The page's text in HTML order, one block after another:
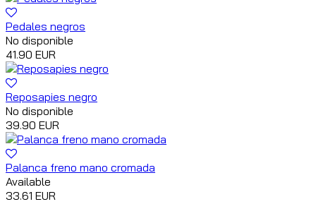
Pedales negros
No disponible
41.90 EUR
Reposapies negro
No disponible
39.90 EUR
Palanca freno mano cromada
Available
33.61 EUR